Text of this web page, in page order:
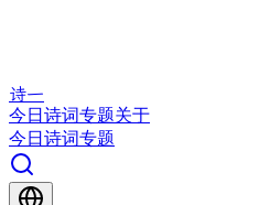
诗一
今日 诗词专题关于
今日 诗词专题